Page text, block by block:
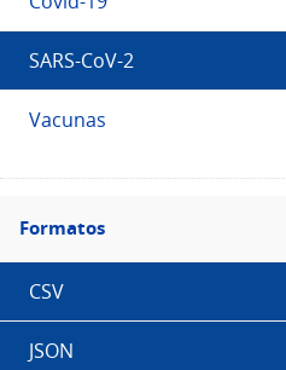
SARS-CoV-2
Vacunas
Filtro
Formatos
Formatos
CSV
JSON